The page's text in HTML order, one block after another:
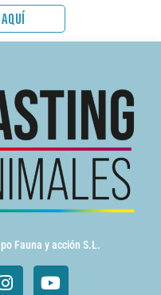
Fauna y acción S.L.